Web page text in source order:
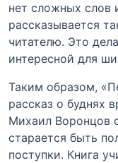
нет сложных слов
рассказывается
читателю. Это
интересной для
Таким образом,
рассказ о буднях
Михаил Воронцов
старается быть
поступки. Книга